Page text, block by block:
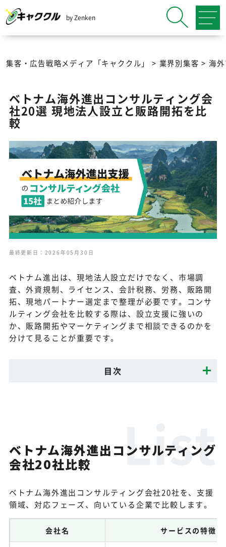
by Zenken
集客・広告戦略メディア「キャククル」 > 業界別集客 > 海
ベトナム海外進出コンサルティング会
社20選 現地法人設立と販路開拓を比
較
最終更新日：2026年05月30日
ベトナム進出は、現地法人設立だけでなく、市場調
査、外資規制、ライセンス、会計税務、労務、販路開
拓、現地パートナー選定まで整理が必要です。コンサ
ルティング会社を比較する際は、設立支援に強いの
か、販路開拓やマーケティングまで相談できるのかを
分けて見ることが重要です。
目次
ベトナム海外進出コンサルティング
会社20社比較
ベトナム海外進出コンサルティング会社20社を、支援
領域、対応フェーズ、向いている企業で比較します。
会社名 サービスの特徴